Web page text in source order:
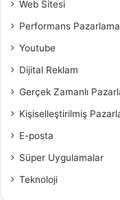
Web Sitesi
Performans
Youtube
Dijital Reklam
Gerçek Zamanlı
Kişiselleştirilmiş
E-posta
Süper Uygulamalar
Teknoloji